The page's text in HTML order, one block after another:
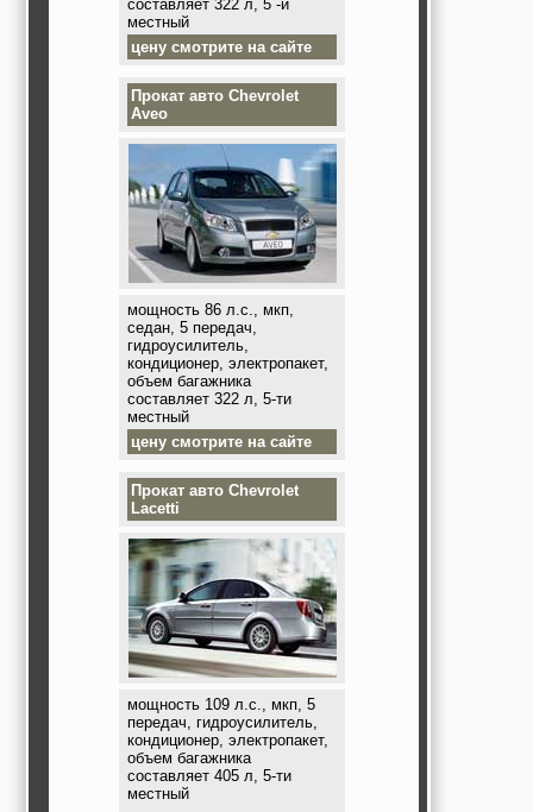
составляет 322 л, 5 -и
местный
цену смотрите на сайте
Прокат авто Chevrolet
Aveo
мощность 86 л.с., мкп,
седан, 5 передач,
гидроусилитель,
кондиционер, электропакет,
объем багажника
составляет 322 л, 5-ти
местный
цену смотрите на сайте
Прокат авто Chevrolet
Lacetti
мощность 109 л.с., мкп, 5
передач, гидроусилитель,
кондиционер, электропакет,
объем багажника
составляет 405 л, 5-ти
местный